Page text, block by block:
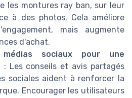
les montures ray ban, sur leur
à des photos. Cela améliore
mais augmente
d'achat.
sociaux pour une
: Les conseils et avis partagés
sociales aident à renforcer la
Encourager les utilisateurs